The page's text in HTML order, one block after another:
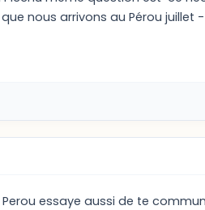
nous arrivons au Pérou juillet
essaye aussi de te